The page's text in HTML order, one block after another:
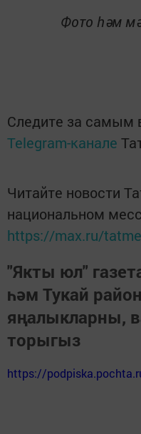
Фото һәм
Следите за самым
Telegram-канале
Читайте новости
национальном
https://max.ru/
"Якты юл"
һәм Тукай
яңалыкларны,
торыгыз
https://